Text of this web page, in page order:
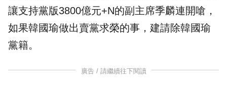
讓支持黨版3800億元+N的副主席季麟連開嗆，
如果韓國瑜做出賣黨求榮的事，建請除韓國瑜
黨籍。
廣告 / 請繼續往下閱讀